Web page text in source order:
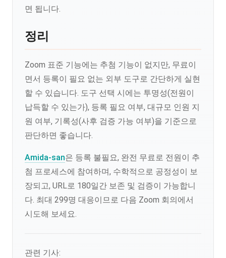
면 됩니다.
정리
Zoom 표준 기능에는 추첨 기능이 없지만, 무료이
면서 등록이 필요 없는 외부 도구로 간단하게 실현
할 수 있습니다. 도구 선택 시에는 투명성(전원이
납득할 수 있는가), 등록 필요 여부, 대규모 인원 지
원 여부, 기록성(사후 검증 가능 여부)을 기준으로
판단하면 좋습니다.
Amida-san은 등록 불필요, 완전 무료로 전원이 추
첨 프로세스에 참여하며, 수학적으로 공정성이 보
장되고, URL로 180일간 보존 및 검증이 가능합니
다. 최대 299명 대응이므로 다음 Zoom 회의에서
시도해 보세요.
관련 기사: